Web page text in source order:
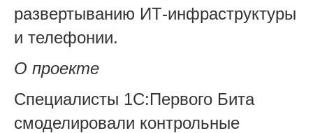
развертыванию ИТ-инфраструктуры
и телефонии.
О проекте
Специалисты 1С:Первого Бита
смоделировали контрольные